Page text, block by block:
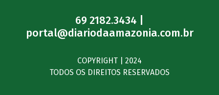
69 2182.3434 |
portal@diariodaamazonia.com.br
COPYRIGHT | 2024
TODOS OS DIREITOS RESERVADOS